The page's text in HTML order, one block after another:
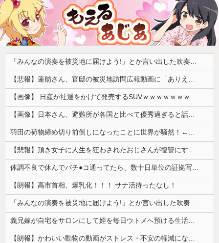
「みんなの演奏を被災地に届けよう!」とか言い出した吹奏楽部の顧問、だが泊まる場所やご飯は現地のお寺とかホテルとか……
【悲報】蓮舫さん、官邸の被災地訪問広報動画に「ありえない！作成費用は、あなたの税金です！」と猛批判 → ネットからは巨大ブーメランを指摘する声 ｗｗｗｗｗｗｗ
【画像】 日産が社運をかけて発売するSUVｗｗｗｗｗｗｗ
【画像】日本さん、避難所が各国と比べて優秀過ぎると話題に
羽田の荷物締め切り前倒しになったことに世界が騒然！←「日本のサービス劣化の兆候！」（海外の反応）
【悲報】頂き女子に人生を狂わされたおじさんが復讐にすべてを捧げるヱロゲが発売ｗｗｗｗｗ
体調不良で休んでパチ●コ通ってたら、数十日単位の証拠写真撮られて会社クビになった
【朗報】高市首相、爆乳化！！！ サナ活待ったなし！
「みんなの演奏を被災地に届けよう!」とか言い出した吹奏楽部の顧問、だが泊まる場所やご飯は現地のお寺とかホテルとか……
義兄嫁が自宅をサロンにして姪を毎日ウトメへ預ける生活に。数年後、そのツケが一気に回ってきて…
【朗報】かわいい動物の動画がストレス・不安の軽減になる可能性。英大学の研究で実証